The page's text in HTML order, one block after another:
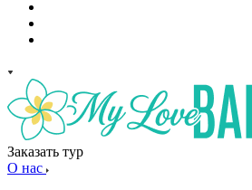
Заказать тур
О нас